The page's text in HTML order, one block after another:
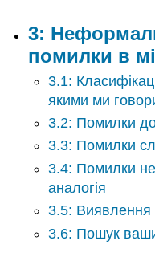
3:
помилки в
3.1:
якими ми
3.2: Помилки
3.3: Помилки
3.4: Помилки
аналогія
3.5:
3.6: Пошук